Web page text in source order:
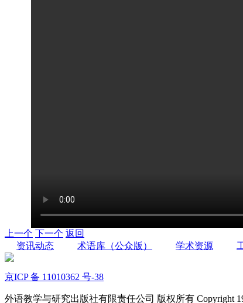
上一个 下一个 返回
资讯动态
术语库（公众版） 学术资源
京ICP 备 11010362 号-38
外语教学与研究出版社有限责任公司 版权所有 Copyright